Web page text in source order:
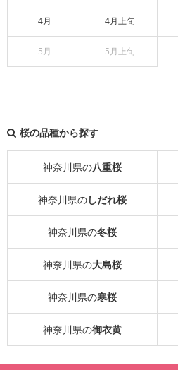
4月 4月上旬
5月 5月上旬
桜の品種から探す
神奈川県の八重桜
神奈川県のしだれ桜
神奈川県の冬桜
神奈川県の大島桜
神奈川県の寒桜
神奈川県の御衣黄